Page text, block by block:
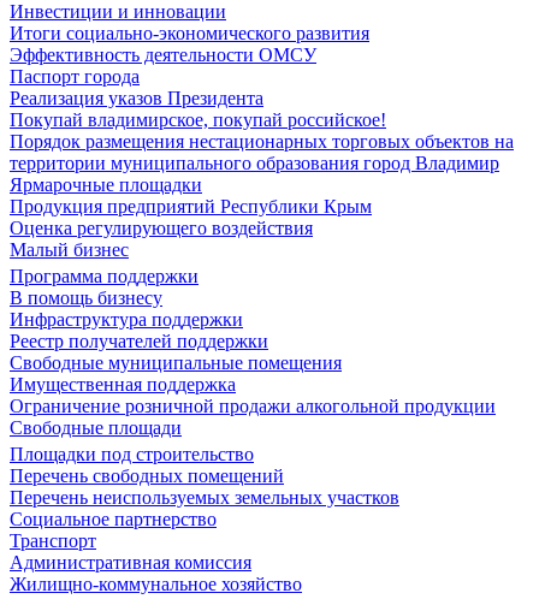
Инвестиции и инновации
Итоги социально-экономического развития
Эффективность деятельности ОМСУ
Паспорт города
Реализация указов Президента
Покупай владимирское, покупай российское!
Порядок размещения нестационарных торговых объектов на
территории муниципального образования город Владимир
Ярмарочные площадки
Продукция предприятий Республики Крым
Оценка регулирующего воздействия
Малый бизнес
Программа поддержки
В помощь бизнесу
Инфраструктура поддержки
Реестр получателей поддержки
Свободные муниципальные помещения
Имущественная поддержка
Ограничение розничной продажи алкогольной продукции
Свободные площади
Площадки под строительство
Перечень свободных помещений
Перечень неиспользуемых земельных участков
Социальное партнерство
Транспорт
Административная комиссия
Жилищно-коммунальное хозяйство